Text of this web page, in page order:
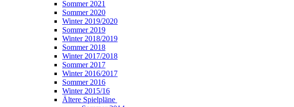
Sommer 2021
Sommer 2020
Winter 2019/2020
Sommer 2019
Winter 2018/2019
Sommer 2018
Winter 2017/2018
Sommer 2017
Winter 2016/2017
Sommer 2016
Winter 2015/16
Ältere Spielpläne